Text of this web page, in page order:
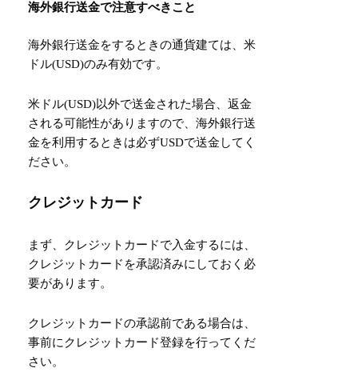
海外銀行送金で注意すべきこと
海外銀行送金をするときの通貨建ては、米
ドル(USD)のみ有効です。
米ドル(USD)以外で送金された場合、返金
される可能性がありますので、海外銀行送
金を利用するときは必ずUSDで送金してく
ださい。
クレジットカード
まず、クレジットカードで入金するには、
クレジットカードを承認済みにしておく必
要があります。
クレジットカードの承認前である場合は、
事前にクレジットカード登録を行ってくだ
さい。